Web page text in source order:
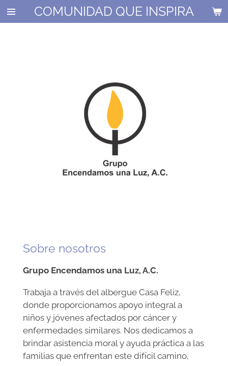
Ir
al
COMUNIDAD QUE INSPIRA
Sobre nosotros
Grupo Encendamos una Luz, A.C.
Trabaja a través del albergue Casa Feliz,
donde proporcionamos apoyo integral a
niños y jóvenes afectados por cáncer y
enfermedades similares. Nos dedicamos a
brindar asistencia moral y ayuda práctica a las
familias que enfrentan este difícil camino,